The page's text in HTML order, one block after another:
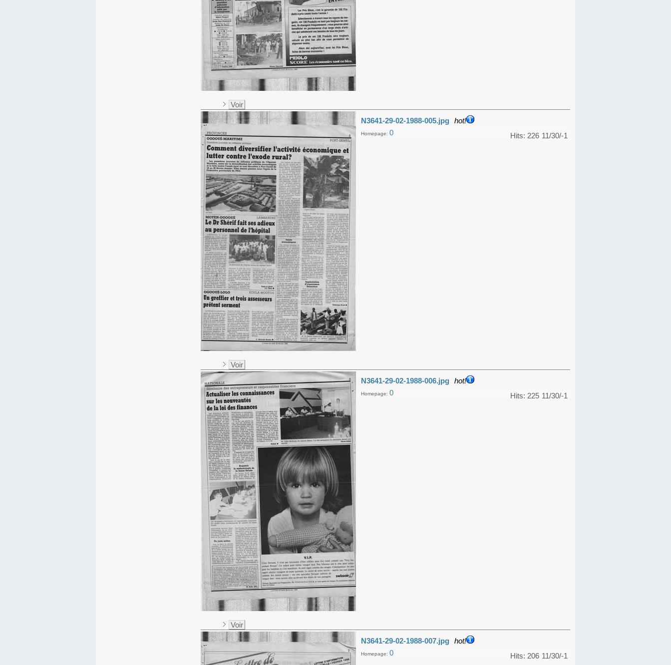
Voir
N3641-29-02-1988-005.jpg hot!
11/30/-1
Hits: 226
Homepage: 0
Voir
N3641-29-02-1988-006.jpg hot!
11/30/-1
Hits: 225
Homepage: 0
Voir
N3641-29-02-1988-007.jpg hot!
11/30/-1
Hits: 206
Homepage: 0